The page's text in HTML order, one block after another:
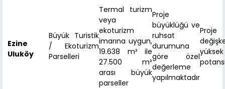
Ezine
Uluköy
Büyük Turistik
/ Ekoturizm
Parselleri
Termal turizm
veya
ekoturizm
imarına uygun,
19.638 m² ile
27.500 m²
arası büyük
parseller
Proje
büyüklüğü ve
ruhsat
durumuna
göre özel
değerleme
yapılmaktadır
Proje